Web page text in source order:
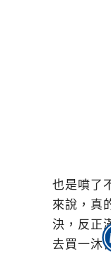
也是噴了
來說，真
決，反正
去買一沐日